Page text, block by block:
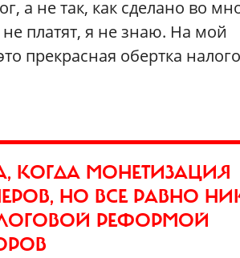
а не так, как сделано во
платят, я не знаю. На мой
прекрасная обертка
КОГДА МОНЕТИЗАЦИЯ
НО ВСЕ РАВНО
РЕФОРМОЙ